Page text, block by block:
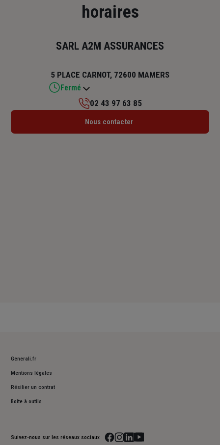
horaires
SARL A2M ASSURANCES
5 PLACE CARNOT, 72600 MAMERS
Fermé
Lundi : 09h – 12h / 14h – 18h
02 43 97 63 85
Nous contacter
Generali.fr
Mentions légales
Résilier un contrat
Boite à outils
Suivez-nous sur les réseaux sociaux